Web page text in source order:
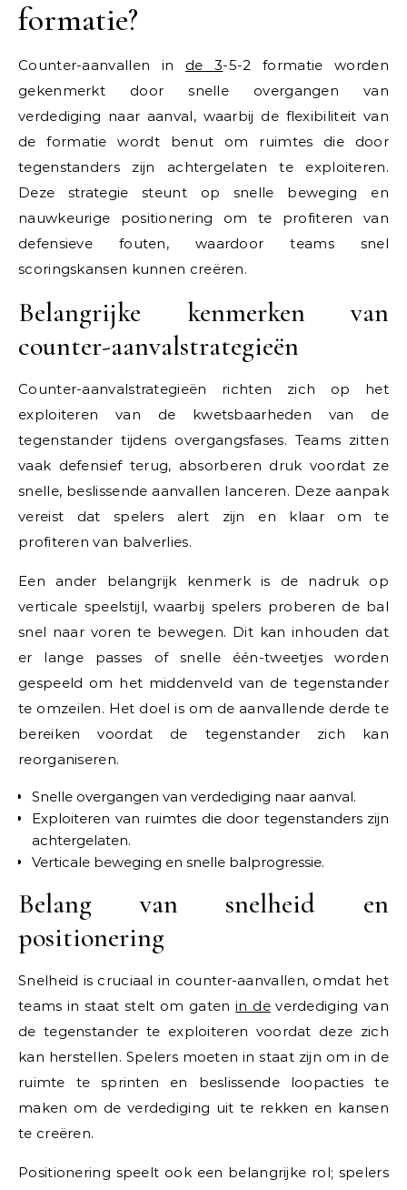
formatie?
Counter-aanvallen in de 3-5-2 formatie worden
gekenmerkt door snelle overgangen van
verdediging naar aanval, waarbij de flexibiliteit van
de formatie wordt benut om ruimtes die door
tegenstanders zijn achtergelaten te exploiteren.
Deze strategie steunt op snelle beweging en
nauwkeurige positionering om te profiteren van
defensieve fouten, waardoor teams snel
scoringskansen kunnen creëren.
Belangrijke kenmerken van
counter-aanvalstrategieën
Counter-aanvalstrategieën richten zich op het
exploiteren van de kwetsbaarheden van de
tegenstander tijdens overgangsfases. Teams zitten
vaak defensief terug, absorberen druk voordat ze
snelle, beslissende aanvallen lanceren. Deze aanpak
vereist dat spelers alert zijn en klaar om te
profiteren van balverlies.
Een ander belangrijk kenmerk is de nadruk op
verticale speelstijl, waarbij spelers proberen de bal
snel naar voren te bewegen. Dit kan inhouden dat
er lange passes of snelle één-tweetjes worden
gespeeld om het middenveld van de tegenstander
te omzeilen. Het doel is om de aanvallende derde te
bereiken voordat de tegenstander zich kan
reorganiseren.
Snelle overgangen van verdediging naar aanval.
Exploiteren van ruimtes die door tegenstanders zijn
achtergelaten.
Verticale beweging en snelle balprogressie.
Belang van snelheid en
positionering
Snelheid is cruciaal in counter-aanvallen, omdat het
teams in staat stelt om gatenin deverdediging van
de tegenstander te exploiteren voordat deze zich
kan herstellen. Spelers moeten in staat zijn om in de
ruimte te sprinten en beslissende loopacties te
maken om de verdediging uit te rekken en kansen
te creëren.
Positionering speelt ook een belangrijke rol; spelers